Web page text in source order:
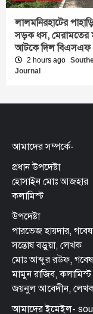
লালমনিরহাটের
সড়ক ধস, মেরামতের
আটকে দিল বিএসএফ
2 hours ago
Journal
আমাদের সম্পর্কে-
প্রধান উপদেষ্টা
হোসাইন মোঃ আজহার
কলামিস্ট
উপদেষ্টা
পারভেজ হায়দার,
সন্তোষ বড়ুয়া, লেখক
মোঃ আব্দুর রউফ,
মামুন রাজিব, কলামিস্ট
জয়নুল আবেদীন,
আমাদের ইমেইল-